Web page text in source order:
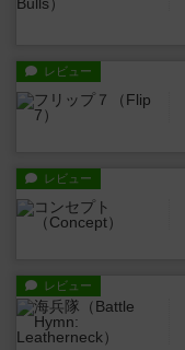
レビュー
レビュー
レビュー